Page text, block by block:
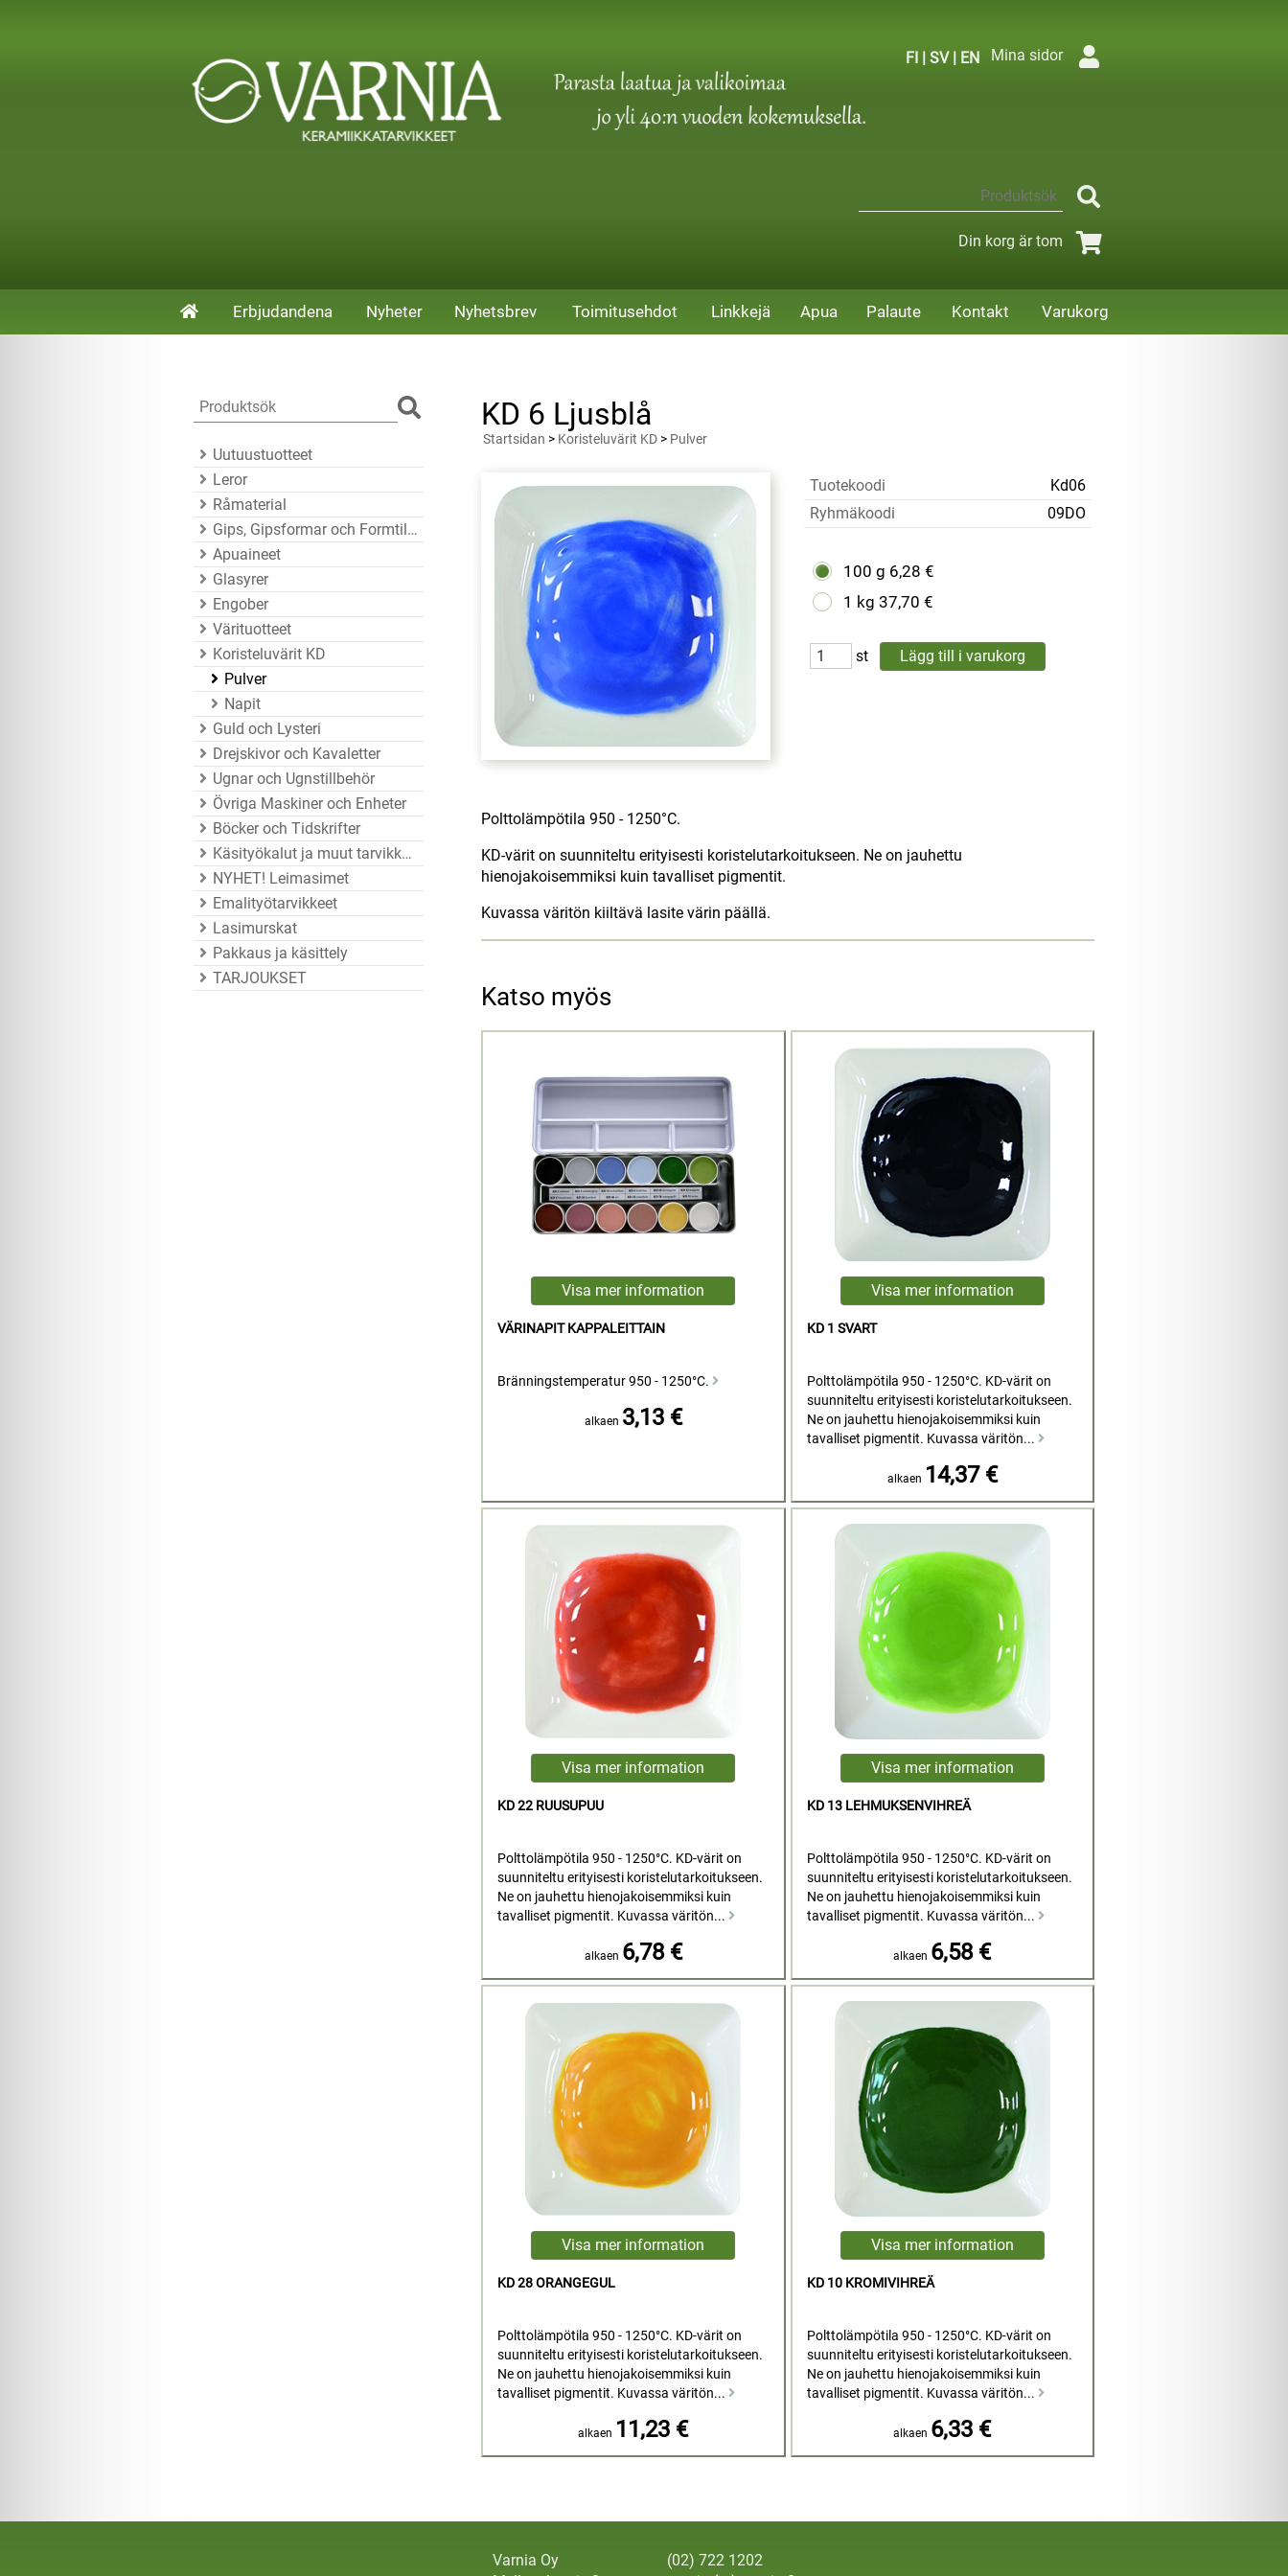
FI | SV| EN Mina sidor
Din korg är tom
Erbjudandena Nyheter Nyhetsbrev Toimitusehdot Linkkejä Apua Palaute Kontakt Varukorg
Uutuustuotteet
Leror
Råmaterial
Gips, Gipsformar och Formtillbehör
Apuaineet
Glasyrer
Engober
Värituotteet
Koristeluvärit KD
Pulver
Napit
Guld och Lysteri
Drejskivor och Kavaletter
Ugnar och Ugnstillbehör
Övriga Maskiner och Enheter
Böcker och Tidskrifter
Käsityökalut ja muut tarvikkeet
NYHET! Leimasimet
Emalityötarvikkeet
Lasimurskat
Pakkaus ja käsittely
TARJOUKSET
KD 6 Ljusblå
Startsidan > Koristeluvärit KD > Pulver
Tuotekoodi
Kd06
Ryhmäkoodi
09DO
100 g 6,28 €
1 kg 37,70 €
st
Polttolämpötila 950 - 1250°C.
KD-värit on suunniteltu erityisesti koristelutarkoitukseen. Ne on jauhettu
hienojakoisemmiksi kuin tavalliset pigmentit.
Kuvassa väritön kiiltävä lasite värin päällä.
Katso myös
VÄRINAPIT KAPPALEITTAIN
Bränningstemperatur 950 - 1250°C.
alkaen 3,13 €
KD 1 SVART
Polttolämpötila 950 - 1250°C. KD-värit on
suunniteltu erityisesti koristelutarkoitukseen.
Ne on jauhettu hienojakoisemmiksi kuin
tavalliset pigmentit. Kuvassa väritön...
alkaen 14,37 €
KD 22 RUUSUPUU
Polttolämpötila 950 - 1250°C. KD-värit on
suunniteltu erityisesti koristelutarkoitukseen.
Ne on jauhettu hienojakoisemmiksi kuin
tavalliset pigmentit. Kuvassa väritön...
alkaen 6,78 €
KD 13 LEHMUKSENVIHREÄ
Polttolämpötila 950 - 1250°C. KD-värit on
suunniteltu erityisesti koristelutarkoitukseen.
Ne on jauhettu hienojakoisemmiksi kuin
tavalliset pigmentit. Kuvassa väritön...
alkaen 6,58 €
KD 28 ORANGEGUL
Polttolämpötila 950 - 1250°C. KD-värit on
suunniteltu erityisesti koristelutarkoitukseen.
Ne on jauhettu hienojakoisemmiksi kuin
tavalliset pigmentit. Kuvassa väritön...
alkaen 11,23 €
KD 10 KROMIVIHREÄ
Polttolämpötila 950 - 1250°C. KD-värit on
suunniteltu erityisesti koristelutarkoitukseen.
Ne on jauhettu hienojakoisemmiksi kuin
tavalliset pigmentit. Kuvassa väritön...
alkaen 6,33 €
Varnia Oy
(02) 722 1202